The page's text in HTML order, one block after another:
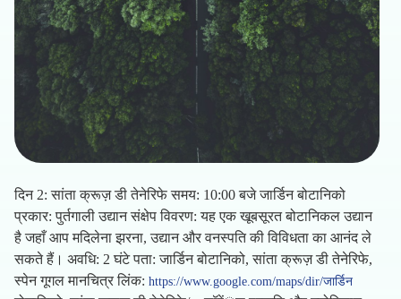
दिन 2: सांता क्रूज़ डी तेनेरिफे समय: 10:00 बजे जार्डिन बोटानिको
प्रकार: पुर्तगाली उद्यान संक्षेप विवरण: यह एक खूबसूरत बोटानिकल उद्यान
है जहाँ आप मदिलेना झरना, उद्यान और वनस्पति की विविधता का आनंद ले
सकते हैं। अवधि: 2 घंटे पता: जार्डिन बोटानिको, सांता क्रूज़ डी तेनेरिफे,
स्पेन गूगल मानचित्र लिंक: https://www.google.com/maps/dir/जार्डिन